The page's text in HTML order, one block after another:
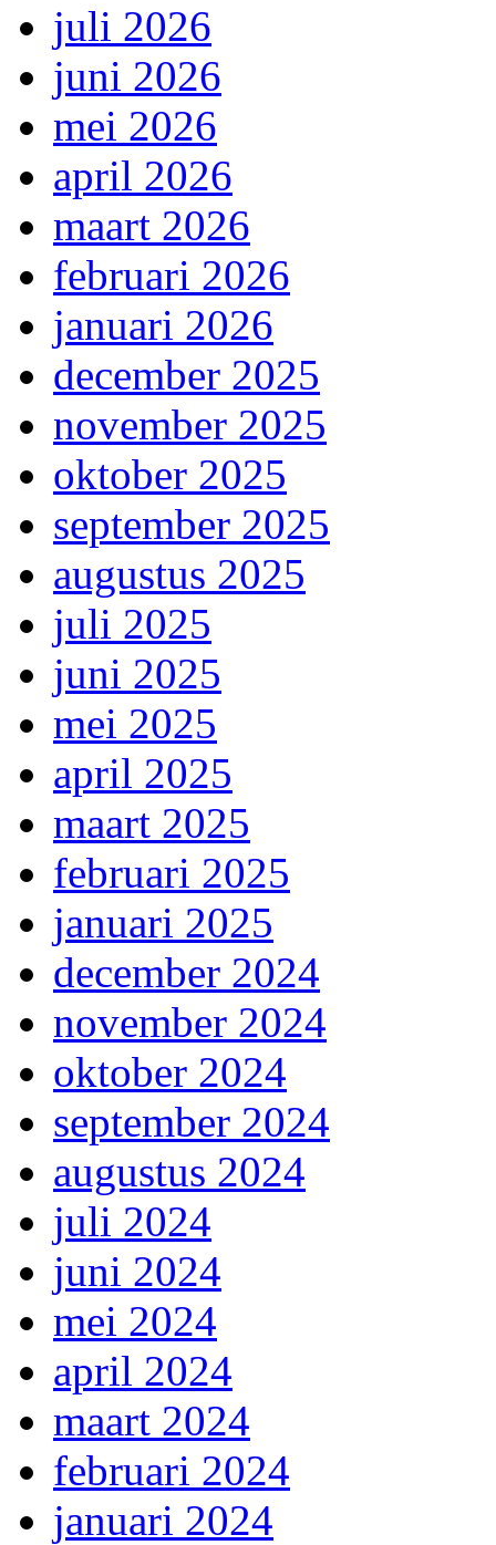
juli 2026
juni 2026
mei 2026
april 2026
maart 2026
februari 2026
januari 2026
december 2025
november 2025
oktober 2025
september 2025
augustus 2025
juli 2025
juni 2025
mei 2025
april 2025
maart 2025
februari 2025
januari 2025
december 2024
november 2024
oktober 2024
september 2024
augustus 2024
juli 2024
juni 2024
mei 2024
april 2024
maart 2024
februari 2024
januari 2024